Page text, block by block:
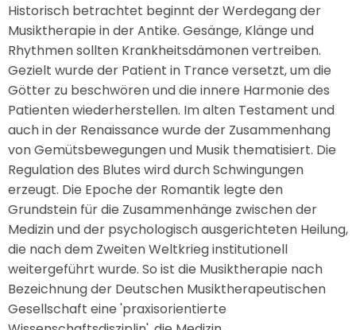
Historisch betrachtet beginnt der Werdegang der
Musiktherapie in der Antike. Gesänge, Klänge und
Rhythmen sollten Krankheitsdämonen vertreiben.
Gezielt wurde der Patient in Trance versetzt, um die
Götter zu beschwören und die innere Harmonie des
Patienten wiederherstellen. Im alten Testament und
auch in der Renaissance wurde der Zusammenhang
von Gemütsbewegungen und Musik thematisiert. Die
Regulation des Blutes wird durch Schwingungen
erzeugt. Die Epoche der Romantik legte den
Grundstein für die Zusammenhänge zwischen der
Medizin und der psychologisch ausgerichteten Heilung,
die nach dem Zweiten Weltkrieg institutionell
weitergeführt wurde. So ist die Musiktherapie nach
Bezeichnung der Deutschen Musiktherapeutischen
Gesellschaft eine 'praxisorientierte